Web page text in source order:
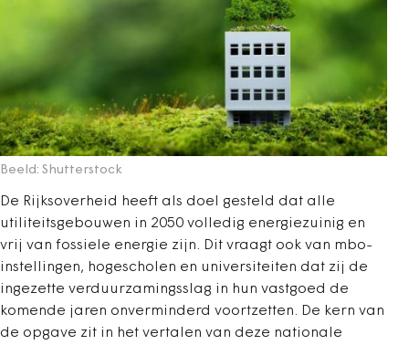
Beeld: Shutterstock
De Rijksoverheid heeft als doel gesteld dat alle
utiliteitsgebouwen in 2050 volledig energiezuinig en
vrij van fossiele energie zijn. Dit vraagt ook van mbo-
instellingen, hogescholen en universiteiten dat zij de
ingezette verduurzamingsslag in hun vastgoed de
komende jaren onverminderd voortzetten. De kern van
de opgave zit in het vertalen van deze nationale